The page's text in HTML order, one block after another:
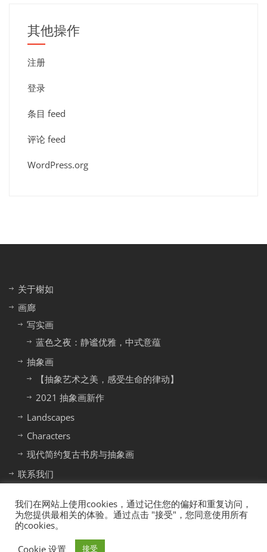
其他操作
注册
登录
条目 feed
评论 feed
WordPress.org
关于榭如
画廊
写实画
蓝色之夜：静谧优雅，中式意蕴
抽象画
【抽象艺术之美，感受生命的律动】
2021 抽象画新作
Landscapes
Characters
现代简约复古书房与抽象画
联系我们
我们在网站上使用cookies，通过记住您的偏好和重复访问，
为您提供最相关的体验。通过点击 "接受"，您同意使用所有
的cookies。
Cookie 设置
接受